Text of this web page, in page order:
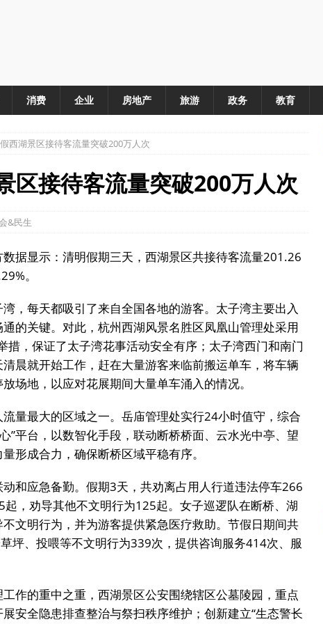
消费 企业 房地产 旅游 政务 教育
西湖景区接待客流量突破200万人次
区接待客流量突破200万人次
&民生
据显示：清明假期三天，西湖景区共接待客流量201.26
。
，每天都吸引了来自全国各地的游客。太子湾主要出入
的关键。对此，杭州西湖风景名胜区凤凰山管理处采用
措，保证了太子湾花事活动安全有序；太子湾西门和南门
晨就开始工作，赶在大量游客来临前搬运单车，将车辆
场地，以应对花展期间大量单车涌入的情况。
量最大的区域之一。岳庙管理处实行24小时值守，综合
”平台，以数智化手段，联动断桥桥面、云水光中亭、望
形成合力，确保断桥区域平稳有序。
和应急备勤。假期3天，共劝离占用人行道违法停车266
，劝导其他不文明行为125起。女子巡逻队在断桥、湖
文明行为，并为游客提供紧急医疗救助。节假日期间共
坪、投喂等不文明行为339次，提供咨询服务414次、服
作的重中之重，西湖景区公安围绕辖区公墓陵园，重点
安全隐患排查整治与祭扫秩序维护；创新建立“生态警长